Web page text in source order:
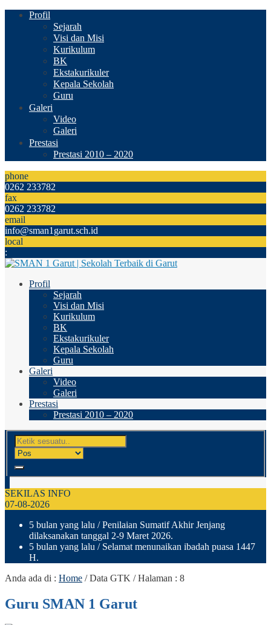
Profil
Sejarah
Visi dan Misi
Kurikulum
BK
Ekstakurikuler
Kepala Sekolah
Guru
Galeri
Video
Galeri
Prestasi
Prestasi 2010 – 2020
phone
0262 233782
fax
0262 233782
email
info@sman1garut.sch.id
local
:
Profil
Sejarah
Visi dan Misi
Kurikulum
BK
Ekstakurikuler
Kepala Sekolah
Guru
Galeri
Video
Galeri
Prestasi
Prestasi 2010 – 2020
SEKILAS INFO
07-08-2026
5 bulan yang lalu / Penilaian Sumatif Akhir Jenjang
dilaksanakan tanggal 2-9 Maret 2026.
5 bulan yang lalu / Selamat menunaikan ibadah puasa 1447
H.
Anda ada di : Home /Data GTK / Halaman : 8
Guru SMAN 1 Garut